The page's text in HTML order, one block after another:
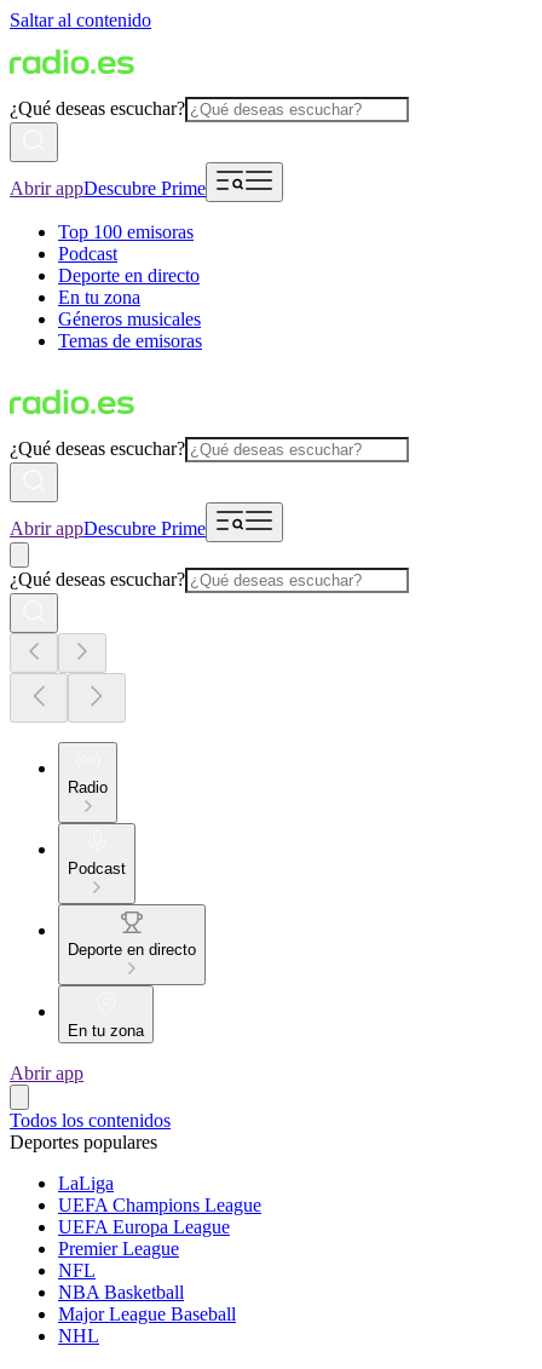
Saltar al contenido
¿Qué deseas escuchar?
Abrir appDescubre Prime
Top 100 emisoras
Podcast
Deporte en directo
En tu zona
Géneros musicales
Temas de emisoras
¿Qué deseas escuchar?
Abrir appDescubre Prime
¿Qué deseas escuchar?
Radio
Podcast
Deporte en directo
En tu zona
Abrir app
Todos los contenidos
Deportes populares
LaLiga
UEFA Champions League
UEFA Europa League
Premier League
NFL
NBA Basketball
Major League Baseball
NHL